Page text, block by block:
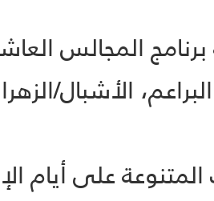
المجالس
البراعم، الأشبال/
على أيام